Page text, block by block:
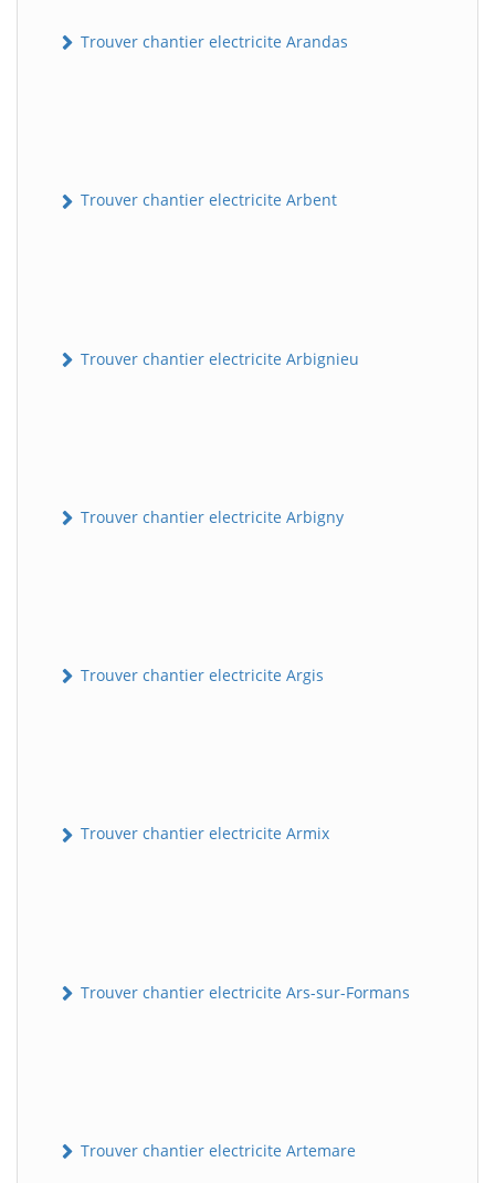
Trouver chantier electricite Arandas
Trouver chantier electricite Arbent
Trouver chantier electricite Arbignieu
Trouver chantier electricite Arbigny
Trouver chantier electricite Argis
Trouver chantier electricite Armix
Trouver chantier electricite Ars-sur-Formans
Trouver chantier electricite Artemare